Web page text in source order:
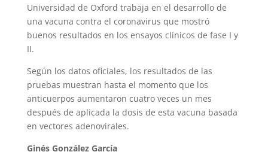
Universidad de Oxford trabaja en el desarrollo de
una vacuna contra el coronavirus que mostró
buenos resultados en los ensayos clínicos de fase I y
II.
Según los datos oficiales, los resultados de las
pruebas muestran hasta el momento que los
anticuerpos aumentaron cuatro veces un mes
después de aplicada la dosis de esta vacuna basada
en vectores adenovirales.
Ginés González García